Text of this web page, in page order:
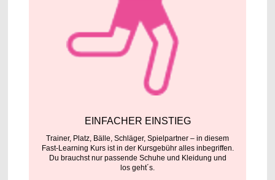
EINFACHER EINSTIEG
Trainer, Platz, Bälle, Schläger, Spielpartner – in diesem
Fast-Learning Kurs ist in der Kursgebühr alles inbegriffen.
Du brauchst nur passende Schuhe und Kleidung und
los geht´s.